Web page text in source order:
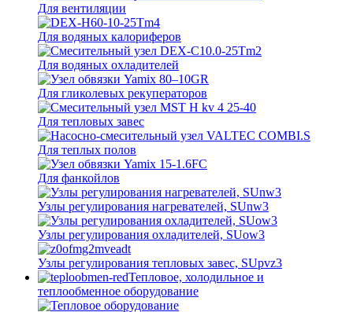
Для вентиляции
Для водяных калориферов
Для водяных охладителей
Для гликолевых рекуператоров
Для тепловых завес
Для теплых полов
Для фанкойлов
Узлы регулирования нагревателей, SUnw3
Узлы регулирования охладителей, SUow3
Узлы регулирования тепловых завес, SUpvz3
Тепловое, холодильное и
теплообменное оборудование